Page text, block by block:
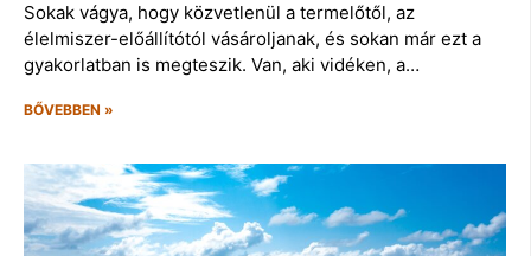
Sokak vágya, hogy közvetlenül a termelőtől, az
élelmiszer-előállítótól vásároljanak, és sokan már ezt a
gyakorlatban is megteszik. Van, aki vidéken, a…
BŐVEBBEN »